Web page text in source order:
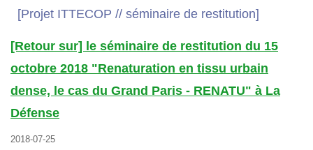
[Projet ITTECOP // séminaire de restitution]
[Retour sur] le séminaire de restitution du 15
octobre 2018 "Renaturation en tissu urbain
dense, le cas du Grand Paris - RENATU" à La
Défense
2018-07-25